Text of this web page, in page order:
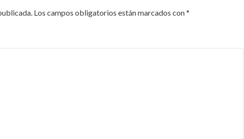
Los campos obligatorios están marcados con*